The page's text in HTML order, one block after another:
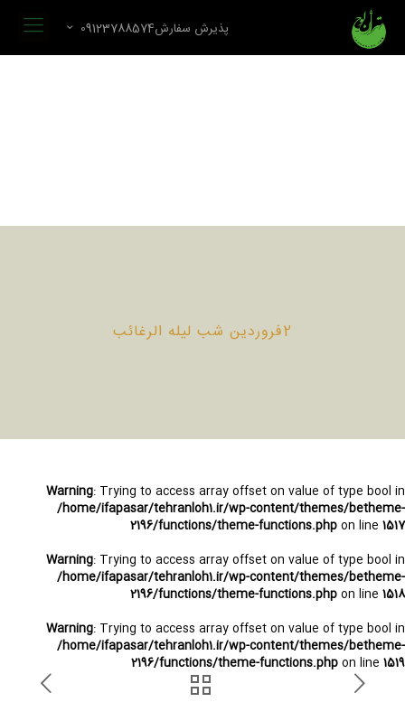
پذیرش سفارش09123788574
2فروردین شب لیله الرغائب
Warning: Trying to access array offset on value of type bool in
/home/ifapasar/tehranloh1.ir/wp-content/themes/betheme-
2196/functions/theme-functions.phpon line 1517
Warning: Trying to access array offset on value of type bool in
/home/ifapasar/tehranloh1.ir/wp-content/themes/betheme-
2196/functions/theme-functions.phpon line 1518
Warning: Trying to access array offset on value of type bool in
/home/ifapasar/tehranloh1.ir/wp-content/themes/betheme-
2196/functions/theme-functions.phpon line 1519